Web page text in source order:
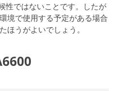
性ではないことです。したが
境で使用する予定がある場合
ほうがよいでしょう。